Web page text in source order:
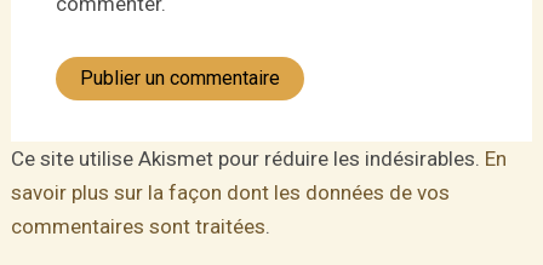
Ce site utilise Akismet pour réduire les indésirables. En
savoir plus sur la façon dont les données de vos
commentaires sont traitées.